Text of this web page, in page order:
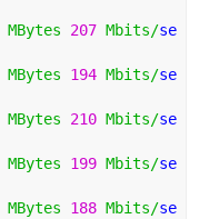
MBytes 207 Mbits/se
MBytes 194 Mbits/se
MBytes 210 Mbits/se
MBytes 199 Mbits/se
MBytes 188 Mbits/se